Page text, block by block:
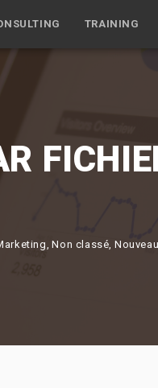
Non classé
TRAINING